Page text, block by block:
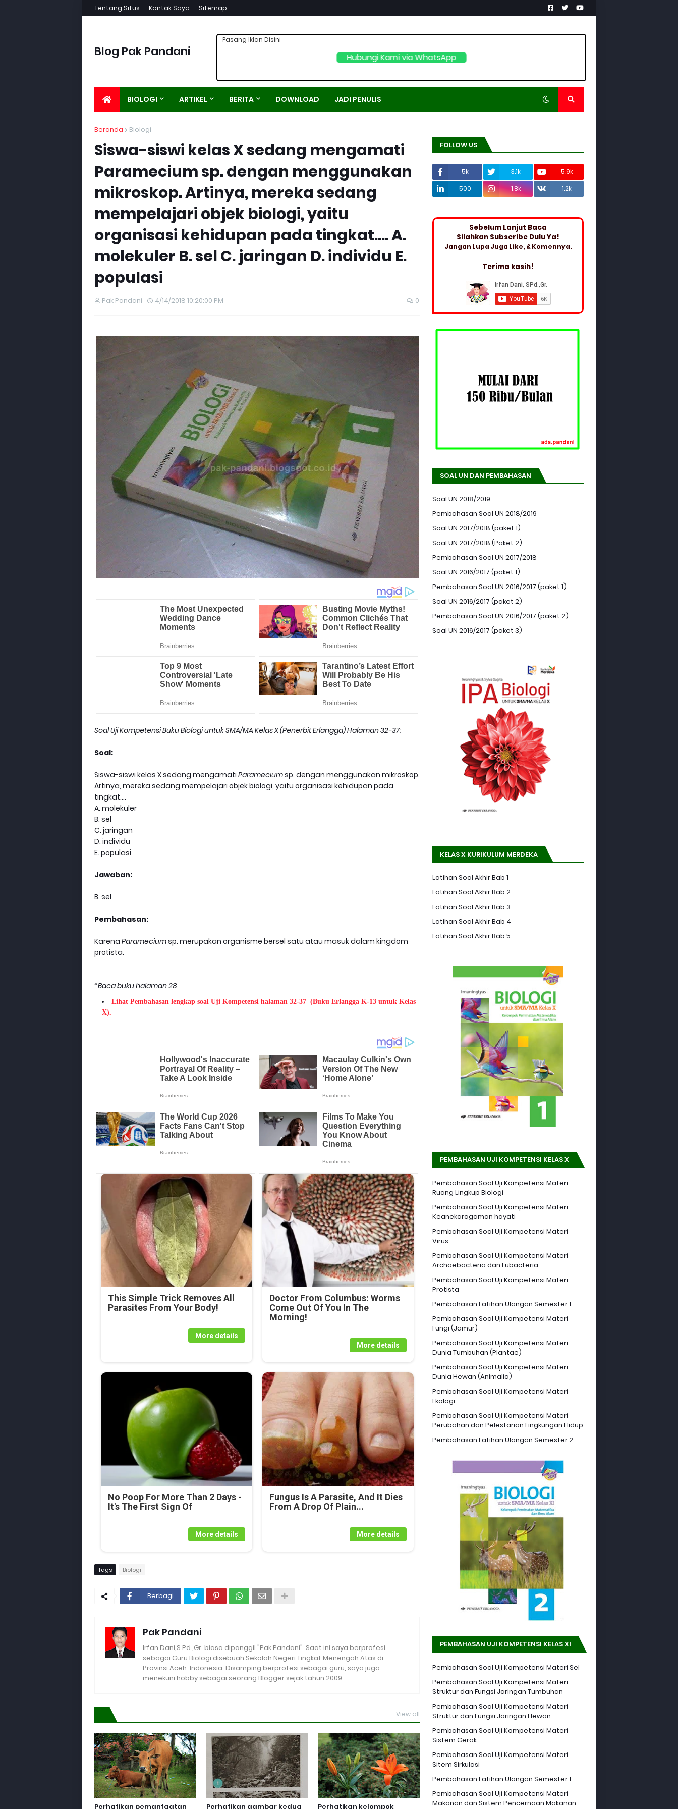
Tentang Situs Kontak Saya Sitemap
Blog Pak Pandani Hubungi Kami via WhatsApp
Pasang Iklan Disini
BIOLOGI ARTIKEL BERITA DOWNLOAD JADI PENULIS
Beranda Biologi
Siswa-siswi kelas X sedang mengamati
Paramecium sp. dengan menggunakan
mikroskop. Artinya, mereka sedang
mempelajari objek biologi, yaitu
organisasi kehidupan pada tingkat.... A.
molekuler B. sel C. jaringan D. individu E.
populasi
Pak Pandani 4/14/2018 10:20:00 PM 0
Soal Uji Kompetensi Buku Biologi untuk SMA/MA Kelas X (Penerbit Erlangga) Halaman 32-37:
Soal:
Siswa-siswi kelas X sedang mengamati Parameciumsp. dengan menggunakan mikroskop.
Artinya, mereka sedang mempelajari objek biologi, yaitu organisasi kehidupan pada
tingkat....
A. molekuler
B. sel
C. jaringan
D. individu
E. populasi
Jawaban:
B. sel
Pembahasan:
Karena Parameciumsp. merupakan organisme bersel satu atau masuk dalam kingdom
protista.
*Baca buku halaman 28
Lihat Pembahasan lengkap soal Uji Kompetensi halaman 32-37 (Buku Erlangga K-13 untuk Kelas
X).
This Simple Trick Removes All
Parasites From Your Body!
More details
Doctor From Columbus: Worms
Come Out Of You In The
Morning!
More details
No Poop For More Than 2 Days -
It's The First Sign Of
More details
Fungus Is A Parasite, And It Dies
From A Drop Of Plain...
More details
Tags Biologi
Berbagi
Pak Pandani
Irfan Dani,S.Pd.,Gr. biasa dipanggil "Pak Pandani". Saat ini saya berprofesi
sebagai Guru Biologi disebuah Sekolah Negeri Tingkat Menengah Atas di
Provinsi Aceh. Indonesia. Disamping berprofesi sebagai guru, saya juga
menekuni hobby sebagai seorang Blogger sejak tahun 2009.
View all
Perhatikan pemanfaatan Perhatikan gambar kedua Perhatikan kelompok
FOLLOW US
5k 3.1k
5.9k
500
1.8k 1.2k
Sebelum Lanjut Baca
Silahkan Subscribe Dulu Ya!
Jangan Lupa Juga Like, & Komennya.
Terima kasih!
SOAL UN DAN PEMBAHASAN
Soal UN 2018/2019
Pembahasan Soal UN 2018/2019
Soal UN 2017/2018 (paket 1)
Soal UN 2017/2018 (Paket 2)
Pembahasan Soal UN 2017/2018
Soal UN 2016/2017 (paket 1)
Pembahasan Soal UN 2016/2017 (paket 1)
Soal UN 2016/2017 (paket 2)
Pembahasan Soal UN 2016/2017 (paket 2)
Soal UN 2016/2017 (paket 3)
KELAS X KURIKULUM MERDEKA
Latihan Soal Akhir Bab 1
Latihan Soal Akhir Bab 2
Latihan Soal Akhir Bab 3
Latihan Soal Akhir Bab 4
Latihan Soal Akhir Bab 5
PEMBAHASAN UJI KOMPETENSI KELAS X
Pembahasan Soal Uji Kompetensi Materi
Ruang Lingkup Biologi
Pembahasan Soal Uji Kompetensi Materi
Keanekaragaman hayati
Pembahasan Soal Uji Kompetensi Materi
Virus
Pembahasan Soal Uji Kompetensi Materi
Archaebacteria dan Eubacteria
Pembahasan Soal Uji Kompetensi Materi
Protista
Pembahasan Latihan Ulangan Semester 1
Pembahasan Soal Uji Kompetensi Materi
Fungi (Jamur)
Pembahasan Soal Uji Kompetensi Materi
Dunia Tumbuhan (Plantae)
Pembahasan Soal Uji Kompetensi Materi
Dunia Hewan (Animalia)
Pembahasan Soal Uji Kompetensi Materi
Ekologi
Pembahasan Soal Uji Kompetensi Materi
Perubahan dan Pelestarian Lingkungan Hidup
Pembahasan Latihan Ulangan Semester 2
PEMBAHASAN UJI KOMPETENSI KELAS XI
Pembahasan Soal Uji Kompetensi Materi Sel
Pembahasan Soal Uji Kompetensi Materi
Struktur dan Fungsi Jaringan Tumbuhan
Pembahasan Soal Uji Kompetensi Materi
Struktur dan Fungsi Jaringan Hewan
Pembahasan Soal Uji Kompetensi Materi
Sistem Gerak
Pembahasan Soal Uji Kompetensi Materi
Sitem Sirkulasi
Pembahasan Latihan Ulangan Semester 1
Pembahasan Soal Uji Kompetensi Materi
Makanan dan Sistem Pencernaan Makanan